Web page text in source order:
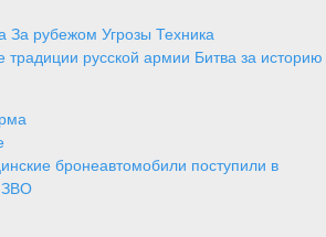
За рубежом Угрозы Техника
традиции русской армии Битва за историю
бронеавтомобили поступили в
ЗВО